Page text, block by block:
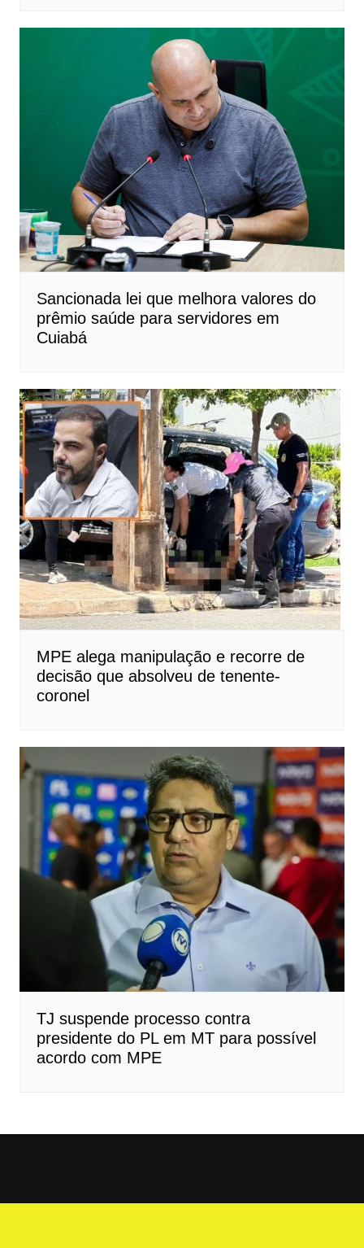
Sancionada lei que melhora valores do
prêmio saúde para servidores em
Cuiabá
MPE alega manipulação e recorre de
decisão que absolveu de tenente-
coronel
TJ suspende processo contra
presidente do PL em MT para possível
acordo com MPE